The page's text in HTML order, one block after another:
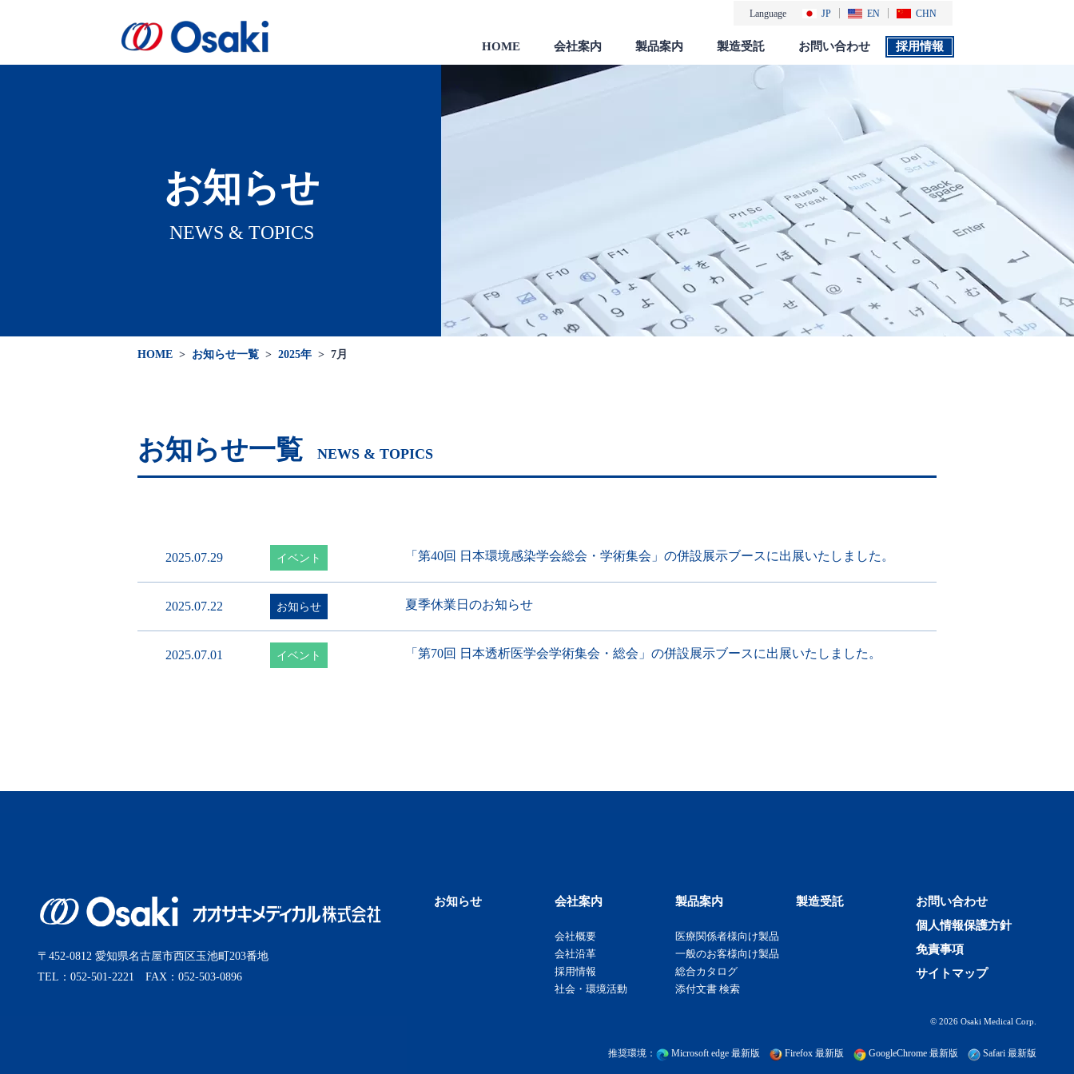
Language JP EN CHN
HOME
会社案内
会社案内
会社概要 会社沿革 採用情報
製品案内
製品案内
医療関係者向け製品 一般のお客様向け製品 製品カタログ
製造受託 お問い合わせ 採用情報
お知らせ
NEWS & TOPICS
HOME > お知らせ一覧 > 2025年 > 7月
お知らせ一覧 NEWS & TOPICS
2025.07.29 イベント 「第40回 日本環境感染学会総会・学術集会」の併設展示ブースに出展いたしました。
2025.07.22 お知らせ 夏季休業日のお知らせ
2025.07.01 イベント 「第70回 日本透析医学会学術集会・総会」の併設展示ブースに出展いたしました。
〒452-0812 愛知県名古屋市西区玉池町203番地
TEL：052-501-2221 FAX：052-503-0896
お知らせ 会社案内
会社概要
会社沿革
採用情報
社会・環境活動
製品案内
医療関係者様向け製品
一般のお客様向け製品
総合カタログ
添付文書 検索
製造受託
お問い合わせ
個人情報保護方針
免責事項
サイトマップ
© 2026 Osaki Medical Corp.
推奨環境： Microsoft edge 最新版 Firefox 最新版 GoogleChrome 最新版 Safari 最新版